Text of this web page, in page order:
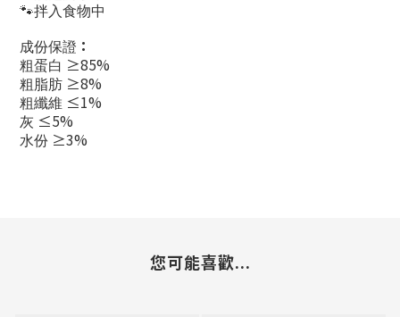
🐾拌入食物中
成份保證 ：
粗蛋白 ≥85%
粗脂肪 ≥8%
粗纖維 ≤1%
灰 ≤5%
水份 ≥3%
您可能喜歡...